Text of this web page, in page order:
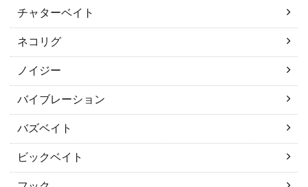
チャターベイト
ネコリグ
ノイジー
バイブレーション
バズベイト
ビックベイト